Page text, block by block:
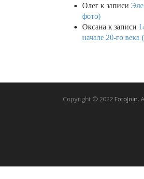
Олег к записи
фото)
Оксана к записи
начале 20-го века
Copyright © 2022 FotoJoin.